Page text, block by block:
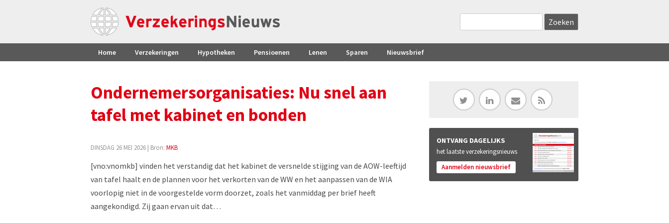
Home Verzekeringen Hypotheken Pensioenen Lenen Sparen Nieuwsbrief
Ondernemersorganisaties: Nu snel aan
tafel met kabinet en bonden
DINSDAG 26 MEI 2026 | Bron: MKB
[vno:vnomkb] vinden het verstandig dat het kabinet de versnelde stijging van de AOW-leeftijd
van tafel haalt en de plannen voor het verkorten van de WW en het aanpassen van de WIA
voorlopig niet in de voorgestelde vorm doorzet, zoals het vanmiddag per brief heeft
aangekondigd. Zij gaan ervan uit dat…
ONTVANG DAGELIJKS
het laatste verzekeringsnieuws
Aanmelden nieuwsbrief